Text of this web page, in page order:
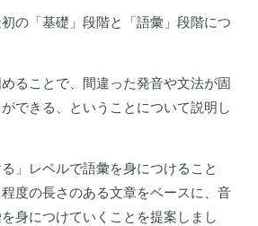
の「基礎」段階と「語彙」段階につ
ることで、間違った発音や文法が固
できる、ということについて説明し
」レベルで語彙を身につけること
度の長さのある文章をベースに、音
身につけていくことを提案しまし